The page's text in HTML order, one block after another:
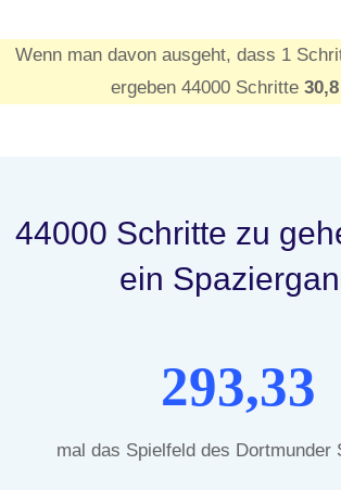
Wenn man davon ausgeht, dass 1
ergeben 44000 Schritte
44000 Schritte zu
ein
293,33
mal das Spielfeld des Dortmunder